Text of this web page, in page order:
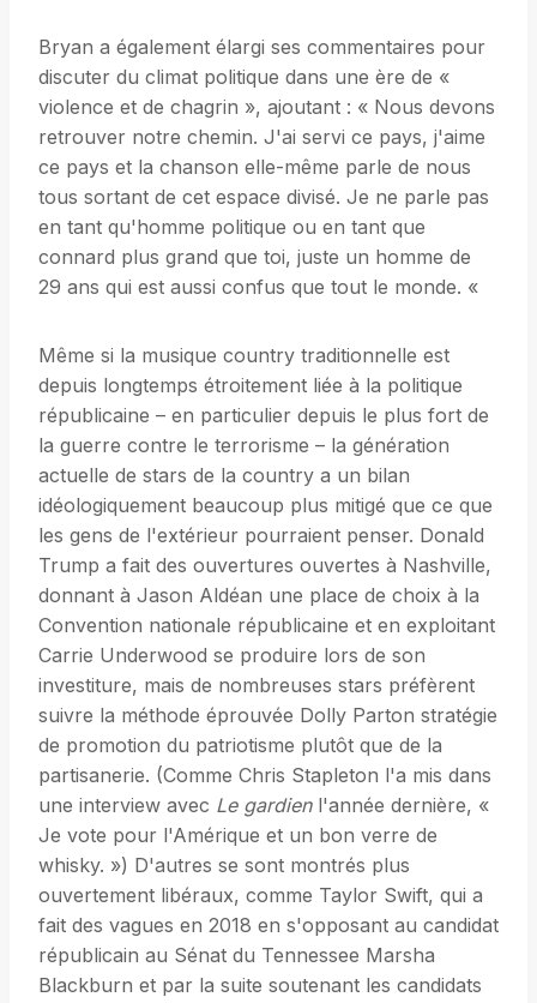
Bryan a également élargi ses commentaires pour
discuter du climat politique dans une ère de «
violence et de chagrin », ajoutant : « Nous devons
retrouver notre chemin. J'ai servi ce pays, j'aime
ce pays et la chanson elle-même parle de nous
tous sortant de cet espace divisé. Je ne parle pas
en tant qu'homme politique ou en tant que
connard plus grand que toi, juste un homme de
29 ans qui est aussi confus que tout le monde. «
Même si la musique country traditionnelle est
depuis longtemps étroitement liée à la politique
républicaine – en particulier depuis le plus fort de
la guerre contre le terrorisme – la génération
actuelle de stars de la country a un bilan
idéologiquement beaucoup plus mitigé que ce que
les gens de l'extérieur pourraient penser. Donald
Trump a fait des ouvertures ouvertes à Nashville,
donnant à Jason Aldéan une place de choix à la
Convention nationale républicaine et en exploitant
Carrie Underwood se produire lors de son
investiture, mais de nombreuses stars préfèrent
suivre la méthode éprouvée Dolly Parton stratégie
de promotion du patriotisme plutôt que de la
partisanerie. (Comme Chris Stapleton l'a mis dans
une interview avec Le gardienl'année dernière, «
Je vote pour l'Amérique et un bon verre de
whisky. ») D'autres se sont montrés plus
ouvertement libéraux, comme Taylor Swift, qui a
fait des vagues en 2018 en s'opposant au candidat
républicain au Sénat du Tennessee Marsha
Blackburn et par la suite soutenant les candidats